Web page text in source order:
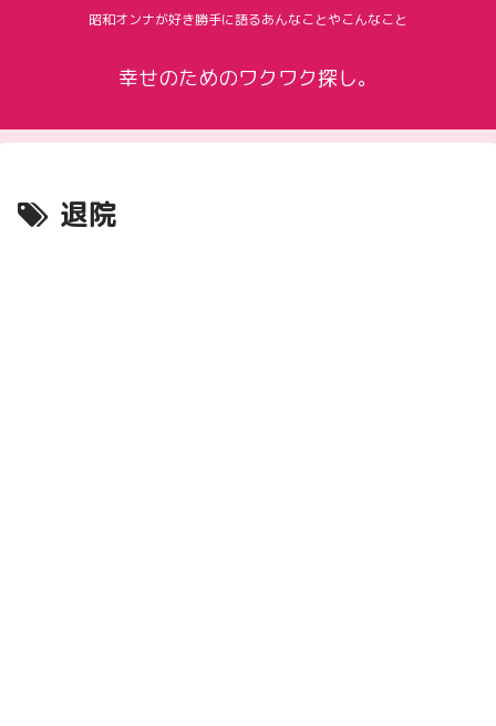
昭和オンナが好き勝手に語るあんなことやこんなこと
幸せのためのワクワク探し。
退院